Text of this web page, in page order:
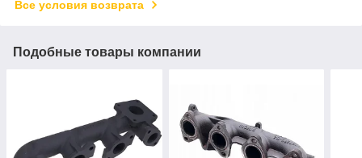
Все условия возврата
Подобные товары компании